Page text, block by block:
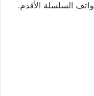
السلسلة الأقدم.